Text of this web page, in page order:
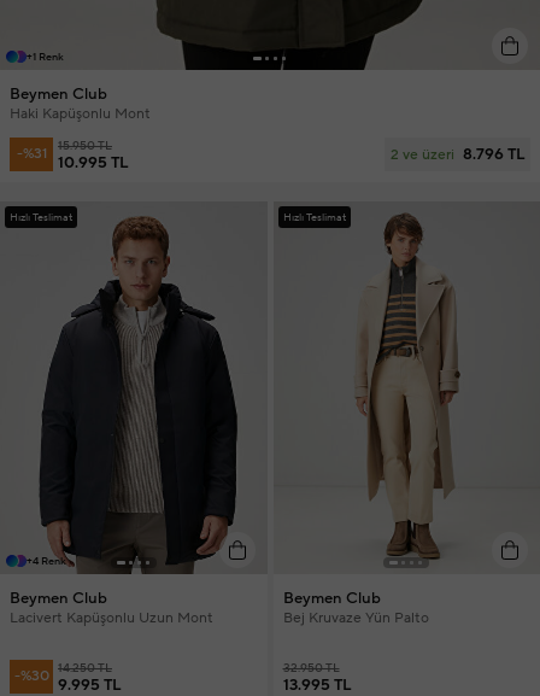
+1 Renk
Beymen Club
Haki Kapüşonlu Mont
-%31 15.950 TL
10.995 TL 2 ve üzeri 8.796 TL
Hızlı Teslimat
+4 Renk
Beymen Club
Lacivert Kapüşonlu Uzun Mont
-%30 14.250 TL
9.995 TL
Hızlı Teslimat
Beymen Club
Bej Kruvaze Yün Palto
32.950 TL
13.995 TL